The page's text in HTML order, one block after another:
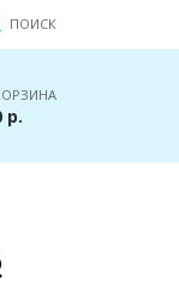
ПОИСК
р.